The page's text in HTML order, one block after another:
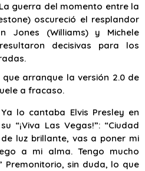
guerra del momento entre la
oscureció el resplandor
Jones (Williams) y Michele
decisivas para los
arranque la versión 2.0 de
a fracaso.
Ya lo cantaba Elvis Presley en
su “¡Viva Las Vegas!”: “Ciudad
de luz brillante, vas a poner mi
a mi alma. Tengo mucho
Premonitorio, sin duda, lo que